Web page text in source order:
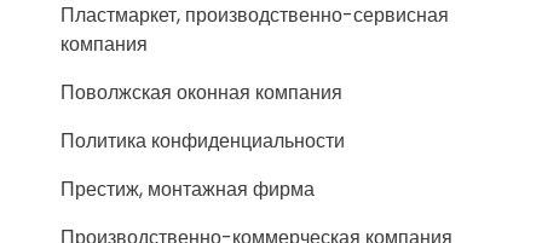
Пластмаркет, производственно-сервисная
компания
Поволжская оконная компания
Политика конфиденциальности
Престиж, монтажная фирма